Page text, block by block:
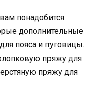
понадобится
дополнительные
пояса и пуговицы.
пряжу для
пряжу для